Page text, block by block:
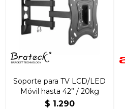
Soporte para TV LCD/LED
Móvil hasta 42’’ / 20kg
$ 1.290